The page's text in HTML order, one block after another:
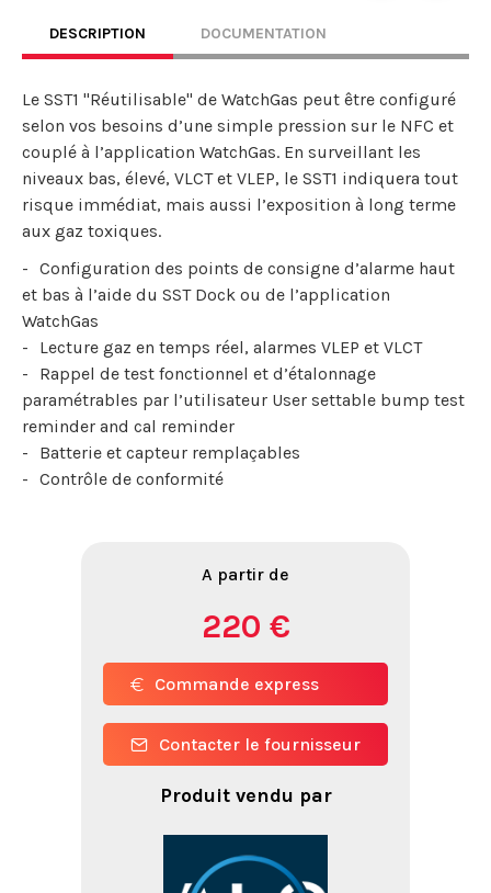
DESCRIPTION DOCUMENTATION
Le SST1 "Réutilisable" de WatchGas peut être configuré
selon vos besoins d’une simple pression sur le NFC et
couplé à l’application WatchGas. En surveillant les
niveaux bas, élevé, VLCT et VLEP, le SST1 indiquera tout
risque immédiat, mais aussi l’exposition à long terme
aux gaz toxiques.
Configuration des points de consigne d’alarme haut
et bas à l’aide du SST Dock ou de l’application
WatchGas
Lecture gaz en temps réel, alarmes VLEP et VLCT
Rappel de test fonctionnel et d’étalonnage
paramétrables par l’utilisateur User settable bump test
reminder and cal reminder
Batterie et capteur remplaçables
Contrôle de conformité
A partir de
220 €
Commande express
Contacter le fournisseur
Produit vendu par